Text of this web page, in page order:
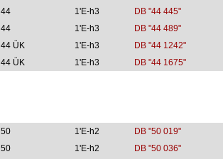
44 1'E-h3
DB "44 445"
44 1'E-h3
DB "44 489"
44 ÜK 1'E-h3
DB "44 1242"
44 ÜK 1'E-h3 DB "44 1675"
50 1'E-h2
DB "50 019"
50 1'E-h2
DB "50 036"